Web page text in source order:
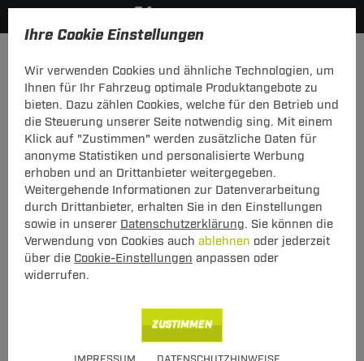
Ihre Cookie Einstellungen
Wir verwenden Cookies und ähnliche Technologien, um
Ihnen für Ihr Fahrzeug optimale Produktangebote zu
bieten. Dazu zählen Cookies, welche für den Betrieb und
die Steuerung unserer Seite notwendig sing. Mit einem
Klick auf "Zustimmen" werden zusätzliche Daten für
anonyme Statistiken und personalisierte Werbung
erhoben und an Drittanbieter weitergegeben.
Weitergehende Informationen zur Datenverarbeitung
durch Drittanbieter, erhalten Sie in den Einstellungen
sowie in unserer Datenschutzerklärung. Sie können die
Verwendung von Cookies auch ablehnen oder jederzeit
über die Cookie-Einstellungen anpassen oder
widerrufen.
ZUSTIMMEN
Hier geht's zur Fahrzeugübersicht: Ford B-Max
Heck-Fahrradträger Stand Up 2 für Ford
B-Max Typ JK (10.2012 - jetzt)